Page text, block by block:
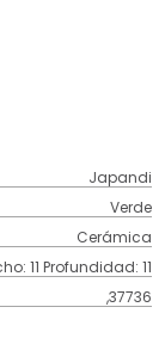
Japandi
Verde
Cerámica
11 Profundidad: 11
,37736